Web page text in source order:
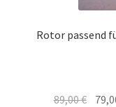
Rotor passend
89,00€